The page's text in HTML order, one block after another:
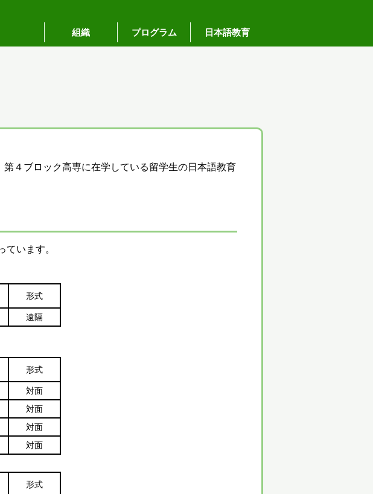
組織 プログラム 日本語教育
４ブロック高専に在学している留学生の日本語教育
います。
形式
遠隔
形式
対面
対面
対面
対面
形式